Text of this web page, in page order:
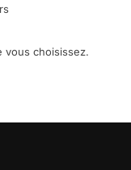
vous choisissez.